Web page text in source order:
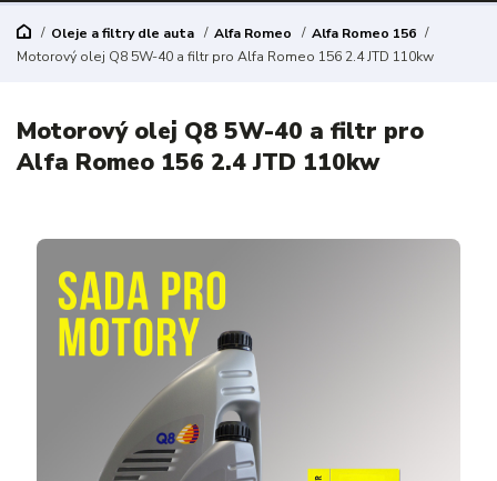
Oleje a filtry dle auta Alfa Romeo
Alfa Romeo 156
Motorový olej Q8 5W-40 a filtr pro Alfa Romeo 156 2.4 JTD 110kw
Motorový olej Q8 5W-40 a filtr pro
Alfa Romeo 156 2.4 JTD 110kw